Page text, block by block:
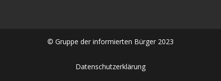
© Gruppe der informierten Bürger 2023
Datenschutzerklärung